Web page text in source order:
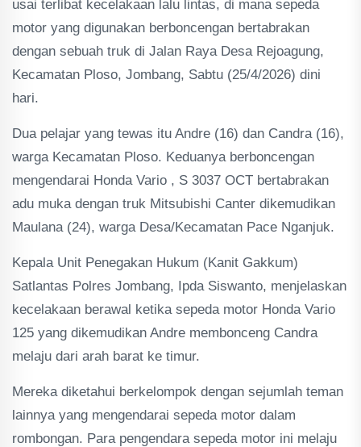
usai terlibat kecelakaan lalu lintas, di mana sepeda
motor yang digunakan berboncengan bertabrakan
dengan sebuah truk di Jalan Raya Desa Rejoagung,
Kecamatan Ploso, Jombang, Sabtu (25/4/2026) dini
hari.
Dua pelajar yang tewas itu Andre (16) dan Candra (16),
warga Kecamatan Ploso. Keduanya berboncengan
mengendarai Honda Vario , S 3037 OCT bertabrakan
adu muka dengan truk Mitsubishi Canter dikemudikan
Maulana (24), warga Desa/Kecamatan Pace Nganjuk.
Kepala Unit Penegakan Hukum (Kanit Gakkum)
Satlantas Polres Jombang, Ipda Siswanto, menjelaskan
kecelakaan berawal ketika sepeda motor Honda Vario
125 yang dikemudikan Andre membonceng Candra
melaju dari arah barat ke timur.
Mereka diketahui berkelompok dengan sejumlah teman
lainnya yang mengendarai sepeda motor dalam
rombongan. Para pengendara sepeda motor ini melaju